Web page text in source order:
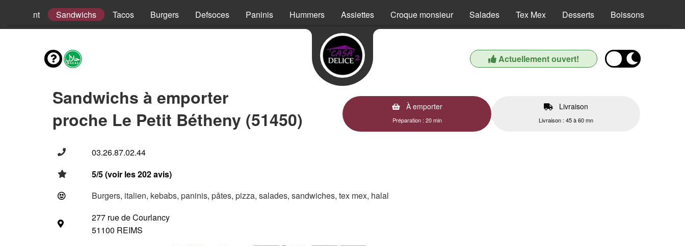
Enfant Sandwichs Tacos Burgers Defsoces Paninis Hummers Assiettes Croque monsieur Salades Tex Mex Desserts Boissons
Actuellement ouvert!
Sandwichs à emporter
proche Le Petit Bétheny (51450)
À emporter
Préparation : 20 min
Livraison
Livraison : 45 à 60 mn
03.26.87.02.44
5/5 (voir les 202 avis)
Burgers, italien, kebabs, paninis, pâtes, pizza, salades, sandwiches, tex mex, halal
277 rue de Courlancy
51100 REIMS